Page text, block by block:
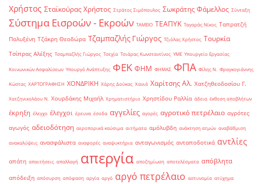
Χρήστος Σταϊκούρας Χρήστος Στράτος Σιμόπουλος Σωκράτης Φάμελλος Σύνταξη
Σύστημα Εισροών - Εκροών ΤΑΜΕΙΟ ΤΕΑΠΥΚ Ταγαράς Νίκος Ταπρατζή
Πολυξένη Τζάκρη Θεοδώρα Τζαμπαζλής Γιώργος Τζιόλας Χρήστος Τουρκία
Τσίπρας Αλέξης Τσαμπαζλής Γιώργος Τσεχία Τσιάρας Κωνσταντίνος ΥΜΕ Υπουργείο Εργασίας
Κοινωνικών Ασφαλίσεων Υπουργό Ανάπτυξης ΦΕΚ ΦΗΜ ΦΗΜΑΣ ΦΠΑ Φίλης Ν. Φραγκογιάννης
Κώστας ΧΑΡΤΟΓΡΑΦΗΣΗ ΧΟΝΔΡΙΚΗ Χάρης Δούκας Χανιά Χαρίτσης Αλ. Χατζηθεοδοσίου Γ.
Χατζηνικολάου Ν. Χουρδάκης Μιχαήλ Χρηματιστήριο Χρηστίδου Ραλλία άδεια έκθεση αποβλήτων
έκρηξη έλεγχο έλεγχοι έρευνα έσοδα αγγελίες αγορές αγροτικό πετρέλαιο αγρότες
αγωγός αδειοδότηση αεροπορικά καύσιμα αιτήματα αμόλυβδη ανάκτηση ατμών αναβάθμιση
ανακαλύψεις ανασφάλιστα αναφορές αναψυκτήρια ανταγωνισμός ανταποδοτικά αντλίες
απάτη απαιτήσεις απαλλαγή απεργία αποζημίωση αποτελέσματα απόβλητα
απόδειξη απόσυρση απόφαση αργία αργό αργό πετρέλαιο αστυνομία ατύχημα